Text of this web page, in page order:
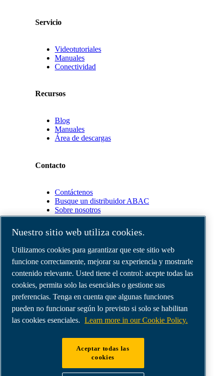
Servicio
Videotutoriales
Manuales
Conectividad
Recursos
Blog
Manuales
Área de descargas
Contacto
Contáctenos
Busque un distribuidor ABAC
Sobre nosotros
Socios
Área
de
distribuidores
E-
Connect
2.0
Business
Portal
Gallery
Compresores de aire ABAC
Nuestro sitio web utiliza cookies.
Utilizamos cookies para garantizar que este sitio web
funcione correctamente, mejorar su experiencia y mostrarle
contenido relevante. Usted tiene el control: acepte todas las
cookies, permita solo las esenciales o gestione sus
preferencias. Tenga en cuenta que algunas funciones
pueden no funcionar según lo previsto si solo se habilitan
las cookies esenciales. Learn more in our Cookie Policy.
Aceptar todas las
cookies